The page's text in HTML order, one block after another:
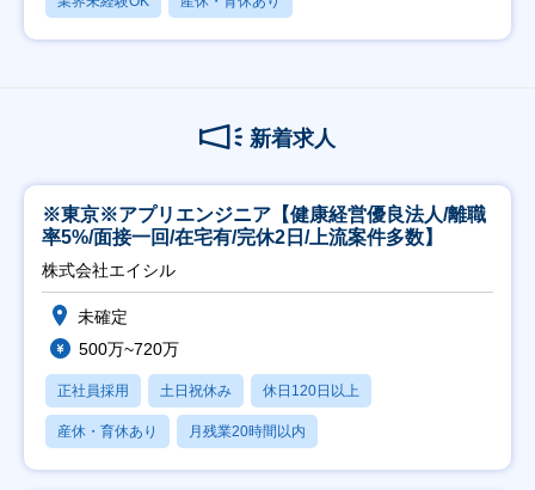
新着求人
※東京※アプリエンジニア【健康経営優良法人/離職
率5%/面接一回/在宅有/完休2日/上流案件多数】
株式会社エイシル
未確定
500万~720万
正社員採用 土日祝休み 休日120日以上
産休・育休あり 月残業20時間以内